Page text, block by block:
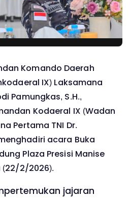
Komando Daerah
IX) Laksamana
Pamungkas, S.H.,
Kodaeral IX (Wadan
Pertama TNI Dr.
acara Buka
Plaza Presisi Manise
(22/2/2026).
jajaran